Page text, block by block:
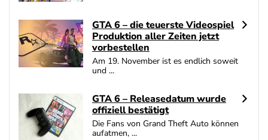
AGB gelten
bet-at-home Bonus
100% bis zu 100€
AGB gelten
Zum Casino Bonus Vergleich
GTA 6 – die teuerste Videospiel
Produktion aller Zeiten jetzt
vorbestellen
Am 19. November ist es endlich soweit
und ...
GTA 6 – Releasedatum wurde
offiziell bestätigt
Die Fans von Grand Theft Auto können
aufatmen, ...